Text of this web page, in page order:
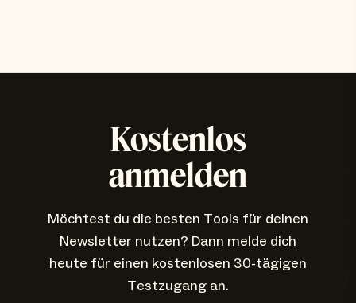
Kostenlos
anmelden
Möchtest du die besten Tools für deinen
Newsletter nutzen? Dann melde dich
heute für einen kostenlosen 30-tägigen
Testzugang an.